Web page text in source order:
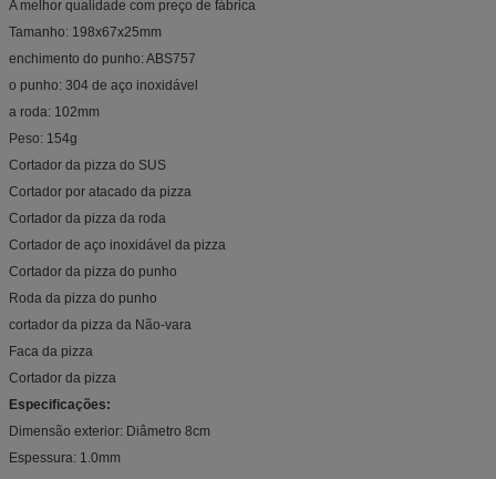
A melhor qualidade com preço de fábrica
Tamanho: 198x67x25mm
enchimento do punho: ABS757
o punho: 304 de aço inoxidável
a roda: 102mm
Peso: 154g
Cortador da pizza do SUS
Cortador por atacado da pizza
Cortador da pizza da roda
Cortador de aço inoxidável da pizza
Cortador da pizza do punho
Roda da pizza do punho
cortador da pizza da Não-vara
Faca da pizza
Cortador da pizza
Especificações:
Dimensão exterior: Diâmetro 8cm
Espessura: 1.0mm